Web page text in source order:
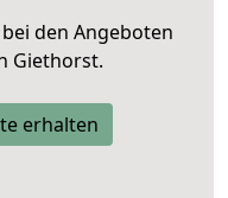
bei den Angeboten
Giethorst.
erhalten